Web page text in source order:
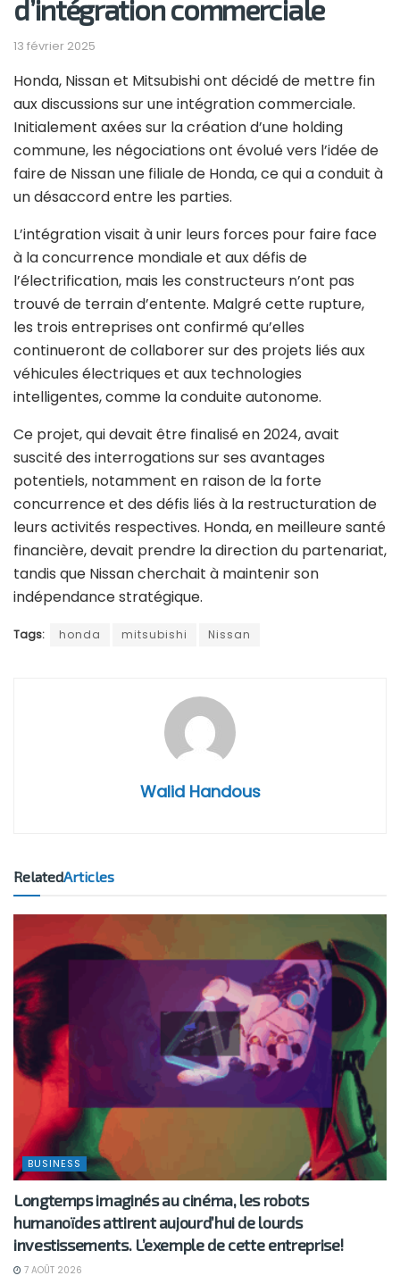
d’intégration commerciale
13 février 2025
Honda, Nissan et Mitsubishi ont décidé de mettre fin
aux discussions sur une intégration commerciale.
Initialement axées sur la création d’une holding
commune, les négociations ont évolué vers l’idée de
faire de Nissan une filiale de Honda, ce qui a conduit à
un désaccord entre les parties.
L’intégration visait à unir leurs forces pour faire face
à la concurrence mondiale et aux défis de
l’électrification, mais les constructeurs n’ont pas
trouvé de terrain d’entente. Malgré cette rupture,
les trois entreprises ont confirmé qu’elles
continueront de collaborer sur des projets liés aux
véhicules électriques et aux technologies
intelligentes, comme la conduite autonome.
Ce projet, qui devait être finalisé en 2024, avait
suscité des interrogations sur ses avantages
potentiels, notamment en raison de la forte
concurrence et des défis liés à la restructuration de
leurs activités respectives. Honda, en meilleure santé
financière, devait prendre la direction du partenariat,
tandis que Nissan cherchait à maintenir son
indépendance stratégique.
Tags: honda mitsubishi Nissan
Walid Handous
RelatedArticles
BUSINESS
Longtemps imaginés au cinéma, les robots
humanoïdes attirent aujourd’hui de lourds
investissements. L’exemple de cette entreprise!
7 AOÛT 2026